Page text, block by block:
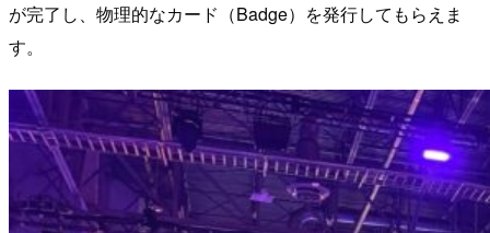
が完了し、物理的なカード（Badge）を発行してもらえま
す。